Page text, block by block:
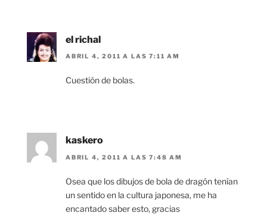
el richal
ABRIL 4, 2011 A LAS 7:11 AM
Cuestión de bolas.
kaskero
ABRIL 4, 2011 A LAS 7:48 AM
Osea que los dibujos de bola de dragón tenían
un sentido en la cultura japonesa, me ha
encantado saber esto, gracias